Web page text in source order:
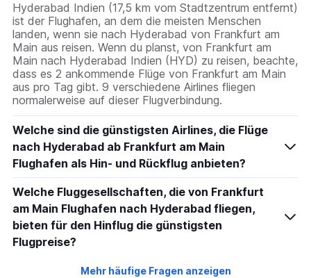
Hyderabad Indien (17,5 km vom Stadtzentrum entfernt)
ist der Flughafen, an dem die meisten Menschen
landen, wenn sie nach Hyderabad von Frankfurt am
Main aus reisen. Wenn du planst, von Frankfurt am
Main nach Hyderabad Indien (HYD) zu reisen, beachte,
dass es 2 ankommende Flüge von Frankfurt am Main
aus pro Tag gibt. 9 verschiedene Airlines fliegen
normalerweise auf dieser Flugverbindung.
Welche sind die günstigsten Airlines, die Flüge
nach Hyderabad ab Frankfurt am Main
Flughafen als Hin- und Rückflug anbieten?
Welche Fluggesellschaften, die von Frankfurt
am Main Flughafen nach Hyderabad fliegen,
bieten für den Hinflug die günstigsten
Flugpreise?
Mehr häufige Fragen anzeigen